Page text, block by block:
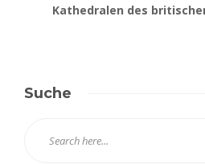
Kathedralen des
Suche